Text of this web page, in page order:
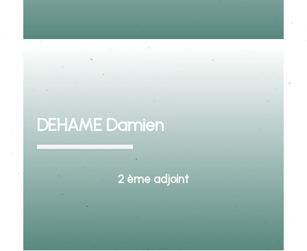
DEHAME Damien
2 ème adjoint